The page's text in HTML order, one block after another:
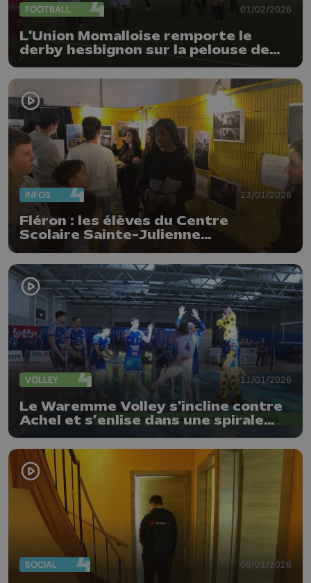
FOOTBALL 01/02/2026
L'Union Momalloise remporte le
derby hesbignon sur la pelouse de
Waremme (2-4)
INFOS 23/01/2026
Fléron : les élèves du Centre
Scolaire Sainte-Julienne
migration
VOLLEY 11/01/2026
Le Waremme Volley s'incline contre
Achel et s’enlise dans une spirale
négative
SOCIAL 08/01/2026